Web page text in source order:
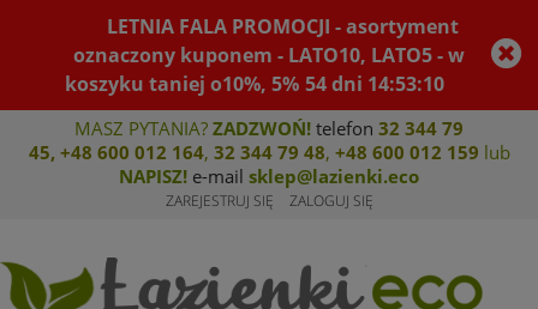
LETNIA FALA PROMOCJI - asortyment
oznaczony kuponem - LATO10, LATO5 - w
koszyku taniej o10%, 5% 54dni 14:53:10
MASZ PYTANIA? ZADZWOŃ! telefon 32 344 79
45, +48 600 012 164, 32 344 79 48, +48 600 012 159 lub
NAPISZ! e-mail sklep@lazienki.eco
ZAREJESTRUJ SIĘ ZALOGUJ SIĘ